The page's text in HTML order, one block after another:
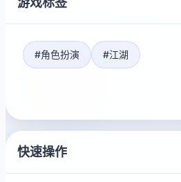
#角色扮演 #江湖
快速操作